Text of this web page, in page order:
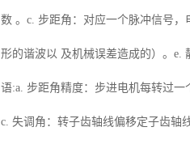
数 。c. 步距角：对应一个脉冲信号
形的谐波以 及机械误差造成的）。e.
语:a. 步距角精度：步进电机每转过
c. 失调角：转子齿轴线偏移定子齿轴